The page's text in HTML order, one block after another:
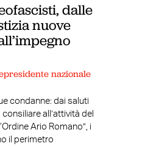
dalle
nuove
nazionale
condanne: dai saluti
consiliare all’attività del
Ario Romano”, i
il perimetro